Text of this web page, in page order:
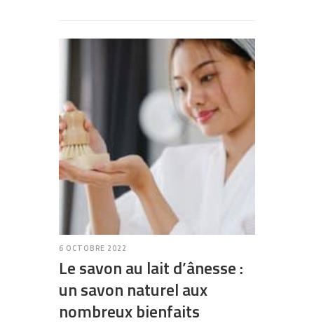
6 OCTOBRE 2022
Le savon au lait d’ânesse :
un savon naturel aux
nombreux bienfaits